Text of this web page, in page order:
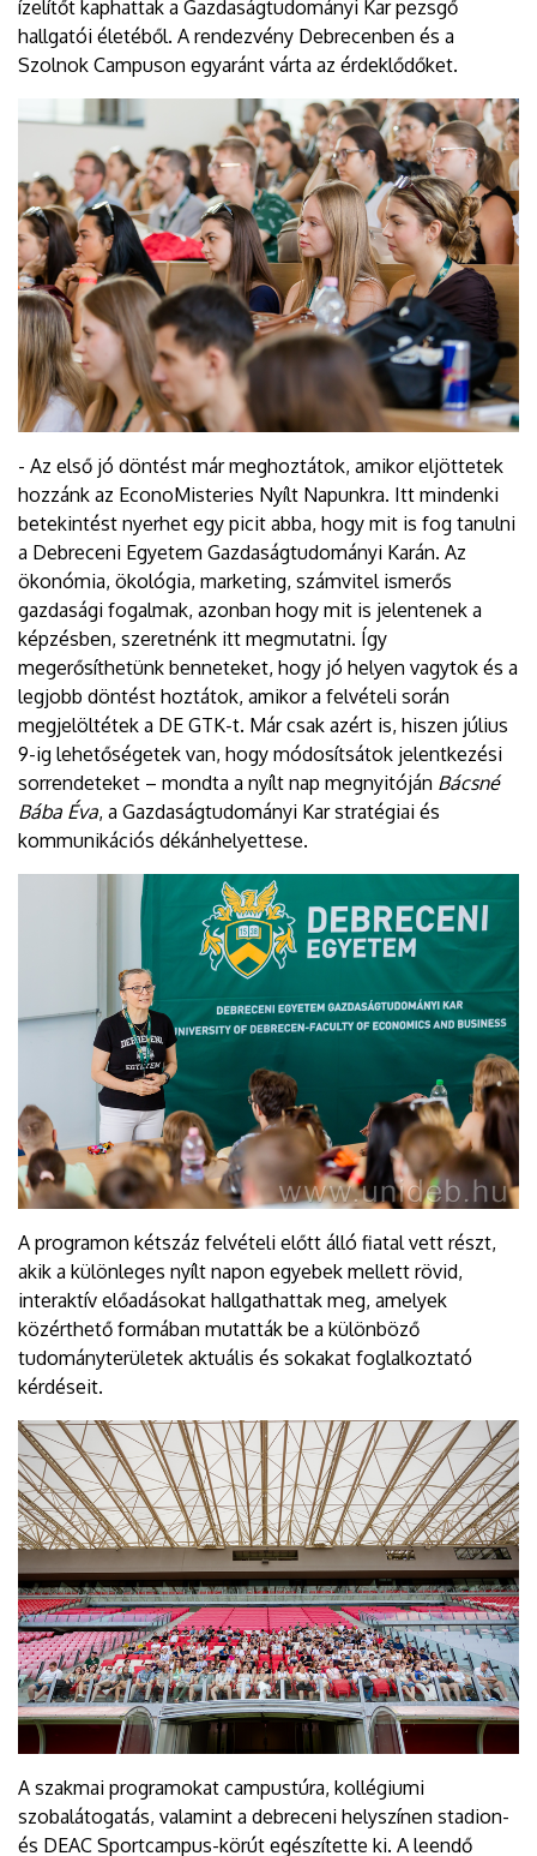
ízelítőt kaphattak a Gazdaságtudományi Kar pezsgő
hallgatói életéből. A rendezvény Debrecenben és a
Szolnok Campuson egyaránt várta az érdeklődőket.
- Az első jó döntést már meghoztátok, amikor eljöttetek
hozzánk az EconoMisteries Nyílt Napunkra. Itt mindenki
betekintést nyerhet egy picit abba, hogy mit is fog tanulni
a Debreceni Egyetem Gazdaságtudományi Karán. Az
ökonómia, ökológia, marketing, számvitel ismerős
gazdasági fogalmak, azonban hogy mit is jelentenek a
képzésben, szeretnénk itt megmutatni. Így
megerősíthetünk benneteket, hogy jó helyen vagytok és a
legjobb döntést hoztátok, amikor a felvételi során
megjelöltétek a DE GTK-t. Már csak azért is, hiszen július
9-ig lehetőségetek van, hogy módosítsátok jelentkezési
sorrendeteket – mondta a nyílt nap megnyitóján Bácsné
Bába Éva, a Gazdaságtudományi Kar stratégiai és
kommunikációs dékánhelyettese.
A programon kétszáz felvételi előtt álló fiatal vett részt,
akik a különleges nyílt napon egyebek mellett rövid,
interaktív előadásokat hallgathattak meg, amelyek
közérthető formában mutatták be a különböző
tudományterületek aktuális és sokakat foglalkoztató
kérdéseit.
A szakmai programokat campustúra, kollégiumi
szobalátogatás, valamint a debreceni helyszínen stadion-
és DEAC Sportcampus-körút egészítette ki. A leendő